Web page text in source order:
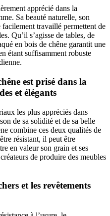
apprécié dans la
Sa beauté naturelle, son
travaillé permettent de
Qu’il s’agisse de tables, de
en bois de chêne garantit une
étant suffisamment robuste
est prisé dans la
et élégants
les plus appréciés dans
de sa solidité et de sa belle
combine ces deux qualités de
résistant, il peut être
en valeur son grain et ses
de produire des meubles
et les revêtements